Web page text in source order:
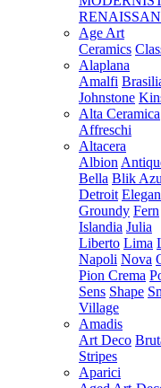
Age Art
Ceramics
Alaplana
Amalfi
Johnstone
Alta Ceramica
Affreschi
Altacera
Albion
Bella Blik
Detroit
Groundy Fern
Islandia Julia
Liberto Lima
Napoli Nova
Pion Crema
Sens Shape
Village
Amadis
Art Deco
Stripes
Aparici